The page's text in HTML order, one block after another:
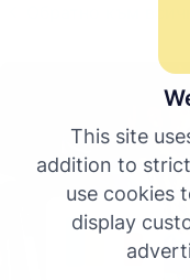
This site
addition to
use cookies
display
Français
Italiano
Обратно към